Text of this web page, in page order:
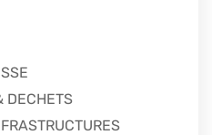
DECHETS